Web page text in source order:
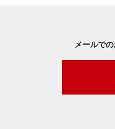
メールで